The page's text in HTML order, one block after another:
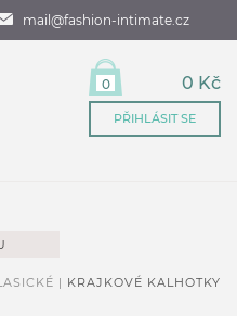
mail@fashion-intimate.cz
0 0 Kč
PŘIHLÁSIT SE
| KRAJKOVÉ KALHOTKY